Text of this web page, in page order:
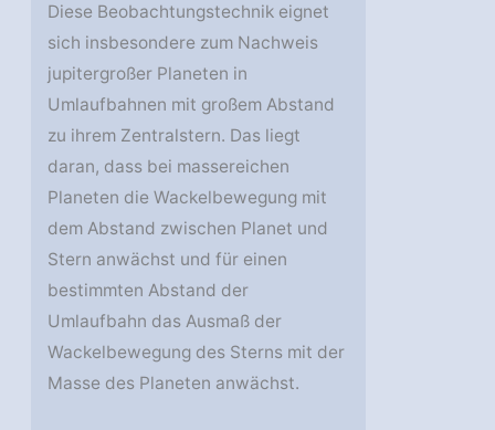
Diese Beobachtungstechnik eignet
sich insbesondere zum Nachweis
jupitergroßer Planeten in
Umlaufbahnen mit großem Abstand
zu ihrem Zentralstern. Das liegt
daran, dass bei massereichen
Planeten die Wackelbewegung mit
dem Abstand zwischen Planet und
Stern anwächst und für einen
bestimmten Abstand der
Umlaufbahn das Ausmaß der
Wackelbewegung des Sterns mit der
Masse des Planeten anwächst.